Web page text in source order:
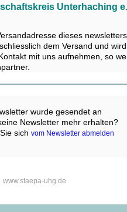
Unterhaching
dieses
dem Versand und
mit uns aufnehmen, so
wurde gesendet an
Newsletter mehr erhalten?
sich vom Newsletter abmelden
‍www.staepa-uhg.de